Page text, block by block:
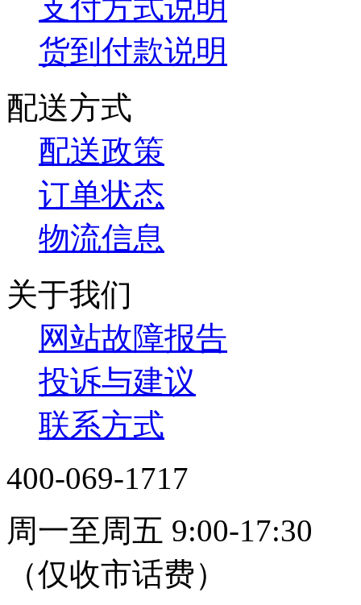
支付方式说明
货到付款说明
配送方式
配送政策
订单状态
物流信息
关于我们
网站故障报告
投诉与建议
联系方式
400-069-1717
周一至周五 9:00-17:30
（仅收市话费）